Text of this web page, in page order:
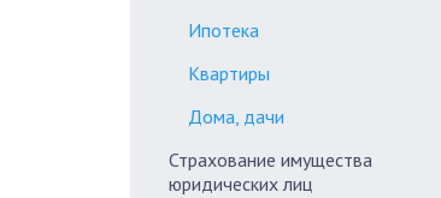
Ипотека
Квартиры
Дома, дачи
Страхование имущества
юридических лиц